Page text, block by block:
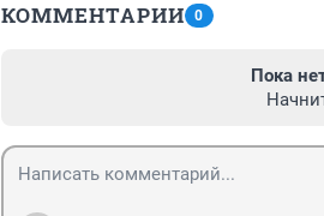
КОММЕНТАРИИ 0
Пока